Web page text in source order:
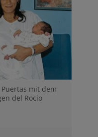
mit dem
del Rocio